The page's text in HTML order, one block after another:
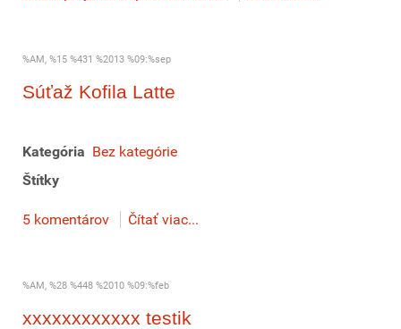
%AM, %15 %431 %2013 %09:%sep
Súťaž Kofila Latte
Kategória Bez kategórie
Štítky
5 komentárov Čítať viac...
%AM, %28 %448 %2010 %09:%feb
xxxxxxxxxxxx testik